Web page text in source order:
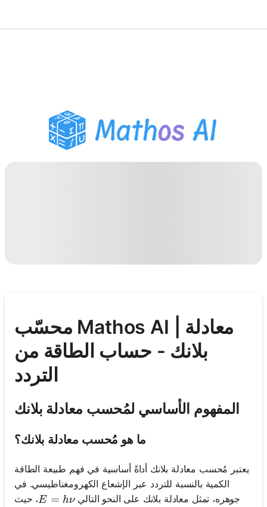
مساعد واجبات PDF
أدوات الدراسة
محسّب Mathos AI | معادلة
بلانك - حساب الطاقة من
التردد
المفهوم الأساسي لمُحسب معادلة بلانك
ما هو مُحسب معادلة بلانك؟
يعتبر مُحسب معادلة بلانك أداةً أساسية في فهم طبيعة الطاقة
الكمية بالنسبة للتردد عبر الإشعاع الكهرومغناطيسي. في
جوهره، تمثل معادلة بلانك على النحو التاليE = h\nu
E = hν
، حيث